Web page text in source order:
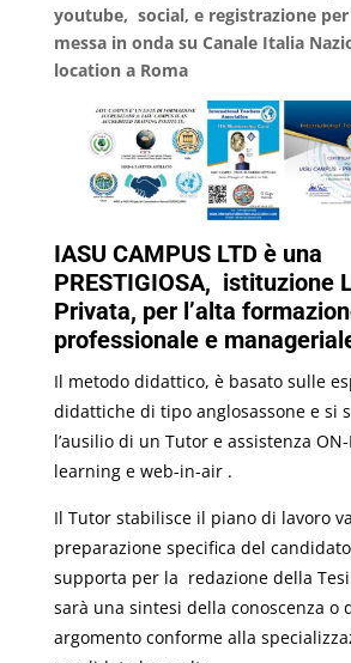
youtube, social, e registrazione per
messa in onda su Canale Italia
location a Roma
IASU CAMPUS LTD è una
PRESTIGIOSA, istituzione
Privata, per l’alta
professionale e
Il metodo didattico, è basato sulle
didattiche di tipo anglosassone e si
l’ausilio di un Tutor e assistenza
learning e web-in-air .
Il Tutor stabilisce il piano di lavoro
preparazione specifica del
supporta per la redazione della
sarà una sintesi della conoscenza o
argomento conforme alla